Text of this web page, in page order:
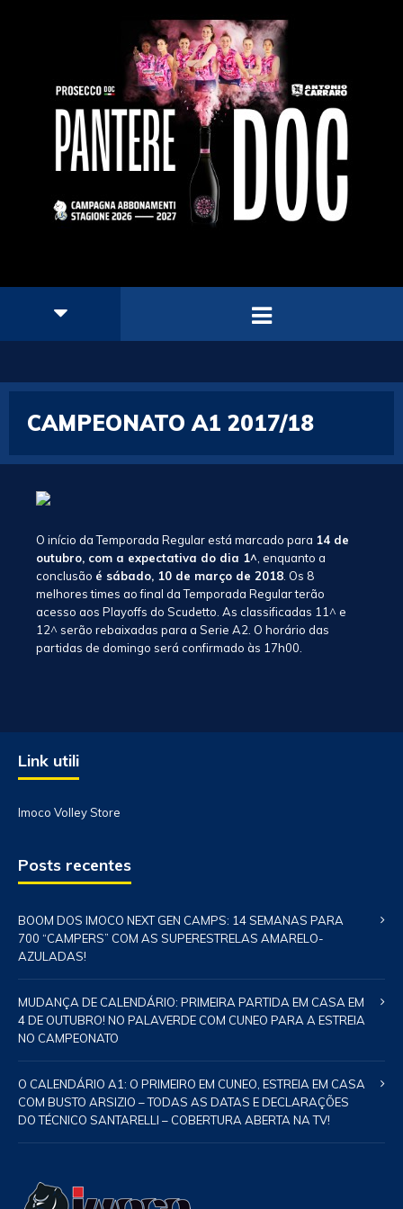
CAMPEONATO A1 2017/18
O início da Temporada Regular está marcado para 14 de
outubro, com a expectativa do dia 1^ , enquanto a
conclusão é sábado, 10 de março de 2018 . Os 8
melhores times ao final da Temporada Regular terão
acesso aos Playoffs do Scudetto. As classificadas 11^ e
12^ serão rebaixadas para a Serie A2. O horário das
partidas de domingo será confirmado às 17h00.
Link utili
Imoco Volley Store
Posts recentes
BOOM DOS IMOCO NEXT GEN CAMPS: 14 SEMANAS PARA
700 “CAMPERS” COM AS SUPERESTRELAS AMARELO-
AZULADAS!
MUDANÇA DE CALENDÁRIO: PRIMEIRA PARTIDA EM CASA EM
4 DE OUTUBRO! NO PALAVERDE COM CUNEO PARA A ESTREIA
NO CAMPEONATO
O CALENDÁRIO A1: O PRIMEIRO EM CUNEO, ESTREIA EM CASA
COM BUSTO ARSIZIO – TODAS AS DATAS E DECLARAÇÕES
DO TÉCNICO SANTARELLI – COBERTURA ABERTA NA TV!